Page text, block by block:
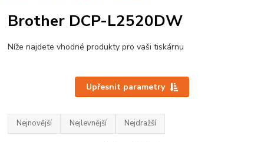
Brother DCP-L2520DW
Níže najdete vhodné produkty pro vaši tiskárnu
Upřesnit parametry
Nejnovější Nejlevnější Nejdražší